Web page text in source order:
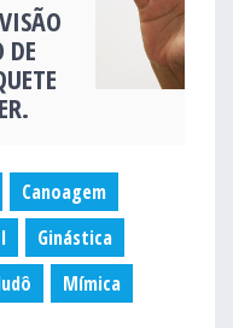
DE
Canoagem
Ginástica
Mímica